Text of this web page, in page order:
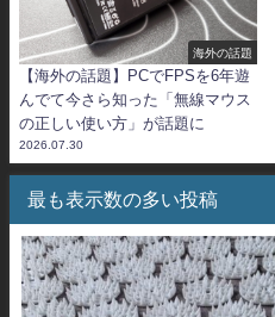
海外の話題
【海外の話題】PCでFPSを6年遊
んでて今さら知った「無線マウス
の正しい使い方」が話題に
2026.07.30
最も表示数の多い投稿